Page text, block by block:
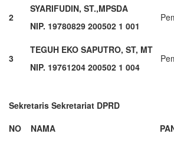
2
SYARIFUDIN, ST.,MPSDA
NIP. 19780829 200502 1 001
3
TEGUH EKO SAPUTRO, ST, MT
NIP. 19761204 200502 1 004
Sekretaris Sekretariat DPRD
NO
NAMA